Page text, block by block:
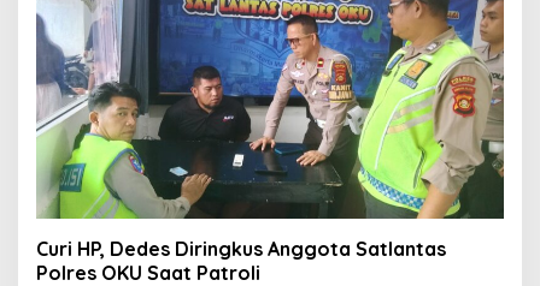
Curi HP, Dedes Diringkus Anggota Satlantas
Polres OKU Saat Patroli